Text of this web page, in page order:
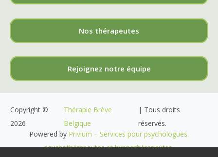
Nos thérapeutes
Rejoignez notre équipe
Copyright ©
2026
Thérapie Brève
Belgique
| Tous droits
réservés.
Powered by Privium – Services pour psychologues,
psychothérapeutes et hypnothérapeutes.